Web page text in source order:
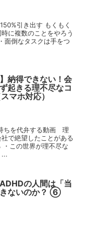
引き出す もくもく
複数のことをやろう
なタスクは手をつ
納得できない！会
起きる理不尽なコ
マホ対応）
ちを代弁する動画 理
で絶望したことがある
の世界が理不尽な
...
ADHDの人間は「当
ないのか？ ⑥